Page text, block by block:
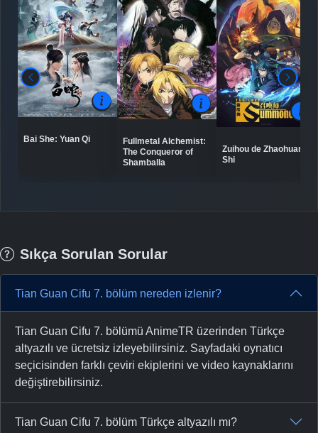
Bai She: Yuan Qi
Fullmetal Alchemist:
The Conqueror of
Shamballa
Zuihou de Zhaohuan
Shi
Sıkça Sorulan Sorular
Tian Guan Cifu 7. bölüm nereden izlenir?
Tian Guan Cifu 7. bölümü AnimeTR üzerinden Türkçe
altyazılı ve ücretsiz izleyebilirsiniz. Sayfadaki oynatıcı
seçicisinden farklı çeviri ekiplerini ve video kaynaklarını
değiştirebilirsiniz.
Tian Guan Cifu 7. bölüm Türkçe altyazılı mı?